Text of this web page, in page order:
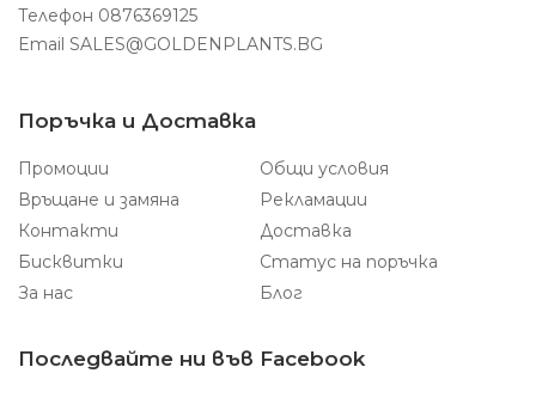
Телефон 0876369125
Email SALES@GOLDENPLANTS.BG
Поръчка и Доставка
Промоции
Общи условия
Връщане и замяна
Рекламации
Контакти
Доставка
Бисквитки
Статус на поръчка
За нас
Блог
Последвайте ни във Facebook